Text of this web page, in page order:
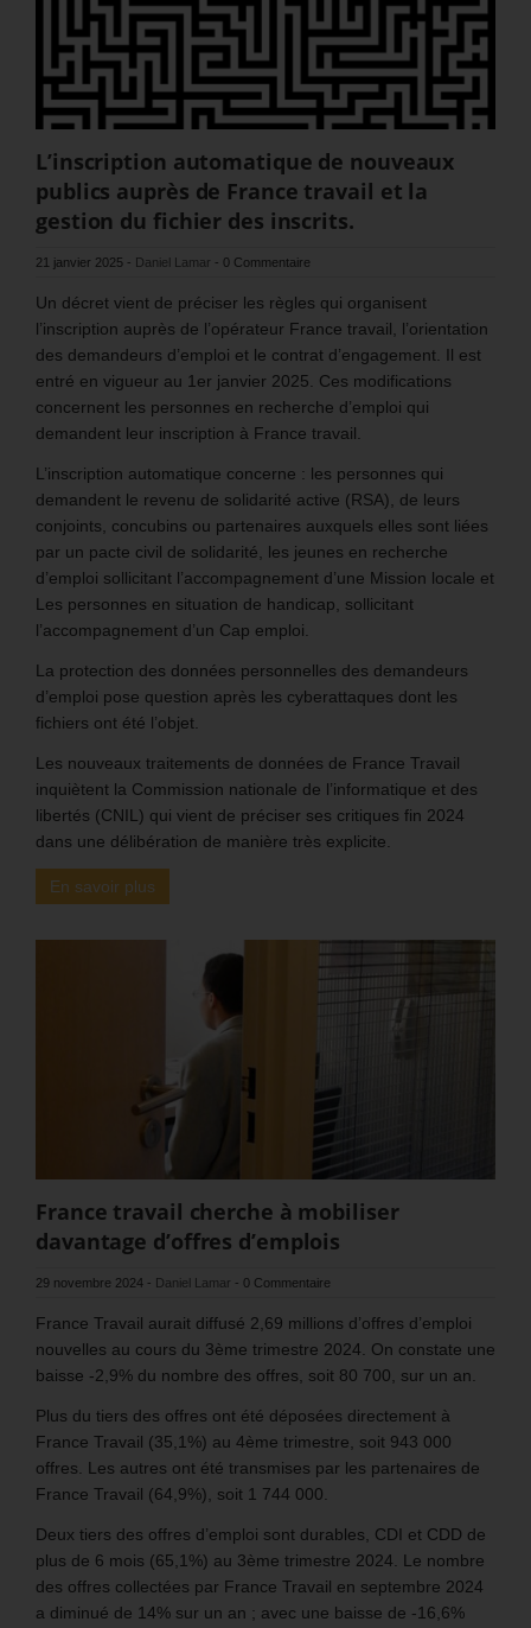
L’inscription automatique de nouveaux
publics auprès de France travail et la
gestion du fichier des inscrits.
21 janvier 2025 - Daniel Lamar - 0 Commentaire
Un décret vient de préciser les règles qui organisent
l’inscription auprès de l’opérateur France travail, l’orientation
des demandeurs d’emploi et le contrat d’engagement. Il est
entré en vigueur au 1er janvier 2025. Ces modifications
concernent les personnes en recherche d’emploi qui
demandent leur inscription à France travail.
L’inscription automatique concerne : les personnes qui
demandent le revenu de solidarité active (RSA), de leurs
conjoints, concubins ou partenaires auxquels elles sont liées
par un pacte civil de solidarité, les jeunes en recherche
d’emploi sollicitant l’accompagnement d’une Mission locale et
Les personnes en situation de handicap, sollicitant
l’accompagnement d’un Cap emploi.
La protection des données personnelles des demandeurs
d’emploi pose question après les cyberattaques dont les
fichiers ont été l’objet.
Les nouveaux traitements de données de France Travail
inquiètent la Commission nationale de l’informatique et des
libertés (CNIL) qui vient de préciser ses critiques fin 2024
dans une délibération de manière très explicite.
En savoir plus
France travail cherche à mobiliser
davantage d’offres d’emplois
29 novembre 2024 - Daniel Lamar - 0 Commentaire
France Travail aurait diffusé 2,69 millions d’offres d’emploi
nouvelles au cours du 3ème trimestre 2024. On constate une
baisse -2,9% du nombre des offres, soit 80 700, sur un an.
Plus du tiers des offres ont été déposées directement à
France Travail (35,1%) au 4ème trimestre, soit 943 000
offres. Les autres ont été transmises par les partenaires de
France Travail (64,9%), soit 1 744 000.
Deux tiers des offres d’emploi sont durables, CDI et CDD de
plus de 6 mois (65,1%) au 3ème trimestre 2024. Le nombre
des offres collectées par France Travail en septembre 2024
a diminué de 14% sur un an ; avec une baisse de -16,6%